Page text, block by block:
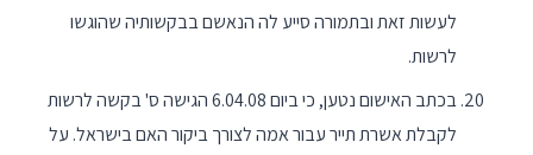
לעשות זאת ובתמורה סייע לה הנאשם בבקשותיה שהוגשו
לרשות.
בכתב האישום נטען, כי ביום 6.04.08 הגישה ס' בקשה לרשות
לקבלת אשרת תייר עבור אמה לצורך ביקור האם בישראל. על